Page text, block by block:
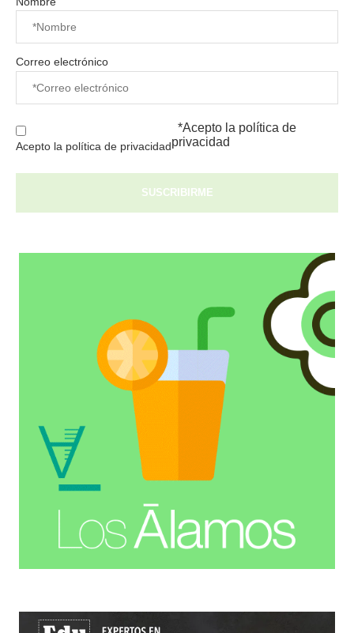
Correo electrónico
Acepto la política de privacidad
*Acepto la política de
privacidad